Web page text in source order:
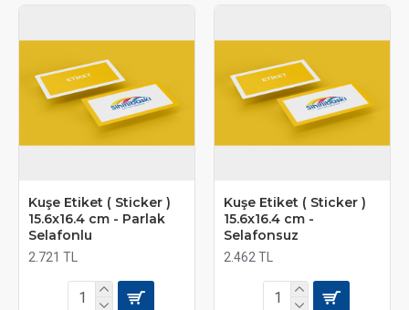
Kuşe Etiket ( Sticker )
15.6x16.4 cm - Parlak
Selafonlu
2.721 TL
Kuşe Etiket ( Sticker )
15.6x16.4 cm -
Selafonsuz
2.462 TL